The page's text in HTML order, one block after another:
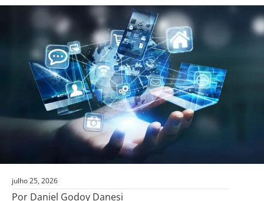
julho 25, 2026
Por Daniel Godoy Danesi